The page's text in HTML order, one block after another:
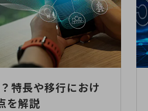
特長や移行におけ
を解説